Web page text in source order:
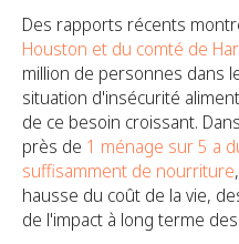
Des rapports récents
Houston et du comté de
million de personnes dans
situation d'insécurité
de ce besoin croissant.
près de 1 ménage sur 5 a
suffisamment de nourriture
hausse du coût de la vie,
de l'impact à long terme